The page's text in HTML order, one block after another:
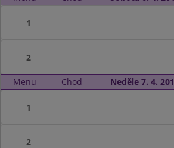
1
2
Menu Chod Neděle 7. 4.
1
2